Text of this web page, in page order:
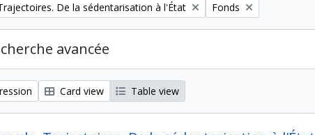
De la sédentarisation à l'État Remove filter:
Fonds
avancée
Card view Table view